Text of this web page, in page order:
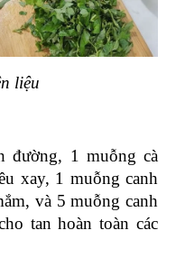
liệu
đường, 1 muỗng cà
xay, 1 muỗng canh
và 5 muỗng canh
tan hoàn toàn các